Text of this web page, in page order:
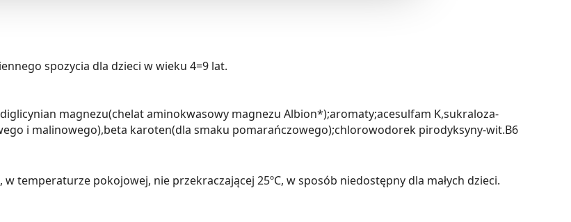
spozycia dla dzieci w wieku 4=9 lat.
magnezu(chelat aminokwasowy magnezu Albion*);aromaty;acesulfam K,sukraloza-
i malinowego),beta karoten(dla smaku pomarańczowego);chlorowodorek pirodyksyny-wit.B6
temperaturze pokojowej, nie przekraczającej 25ºC, w sposób niedostępny dla małych dzieci.